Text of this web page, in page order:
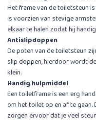
Het frame van de toiletsteun
is voorzien van stevige
elkaar te halen zodat hij
Antislipdoppen
De poten van de toiletsteun
slip doppen, hierdoor wordt
klein.
Handig hulpmiddel
Een toiletframe is een erg
om het toilet op en af te
zorgen ervoor dat je veel